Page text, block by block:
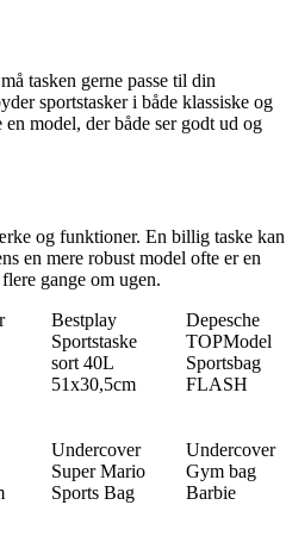
tasken gerne passe til din
sportstasker i både klassiske og
model, der både ser godt ud og
og funktioner. En billig taske kan
en mere robust model ofte er en
gange om ugen.
Bestplay
Sportstaske
sort 40L
51x30,5cm
Depesche
TOPModel
Sportsbag
FLASH
Undercover
Super Mario
Sports Bag
Undercover
Gym bag
Barbie